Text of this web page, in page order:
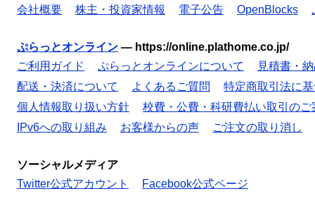
会社概要 株主・投資家情報 電子公告 OpenBlocks
ぷらっとオンライン — https://online.plathome.co.jp/
ご利用ガイド
ぷらっとオンラインについて
見積書・
配送・決済について
よくあるご質問
特定商取引法に
個人情報取り扱い方針
校費・公費・科研費払い取引のご
IPv6への取り組み
お客様からの声 ご注文の取り消し
ソーシャルメディア
Twitter公式アカウント
Facebook公式ページ